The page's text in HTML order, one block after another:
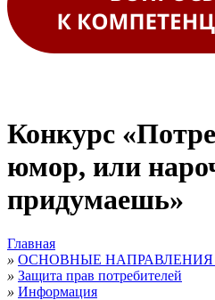
Конкурс
юмор, или
придумаешь»
Главная
» ОСНОВНЫЕ НАПРАВЛЕНИЯ
» Защита прав потребителей
» Информация